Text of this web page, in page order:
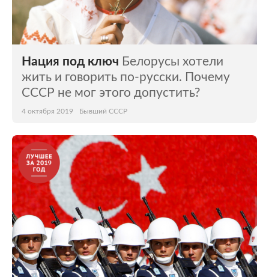
Нация под ключ Белорусы хотели
жить и говорить по-русски. Почему
СССР не мог этого допустить?
4 октября 2019 Бывший СССР